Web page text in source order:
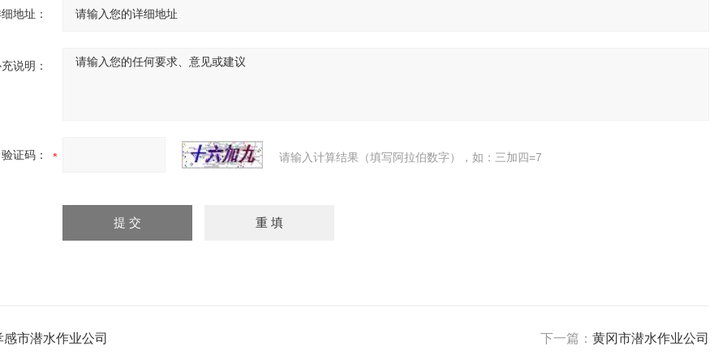
地址：
说明：
验证码： 请输入计算结果（填写阿拉伯数字），如：三加四=7
感市潜水作业公司 下一篇： 黄冈市潜水作业公司